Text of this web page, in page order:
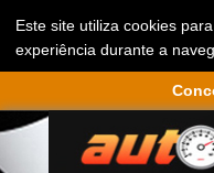
Este site utiliza cookies
experiência durante a